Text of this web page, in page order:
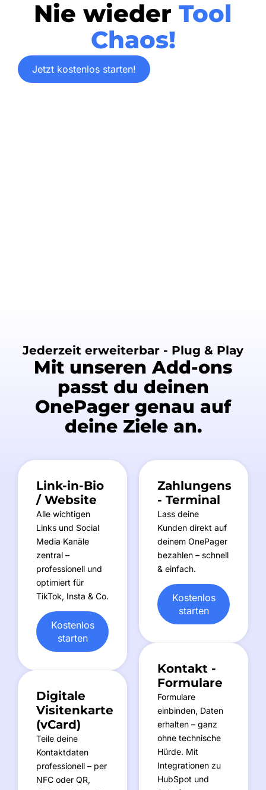
Nie wieder Tool
Chaos!
Jetzt kostenlos starten!
Jederzeit erweiterbar - Plug & Play
Mit unseren Add-ons
passt du deinen
OnePager genau auf
deine Ziele an.
Link-in-Bio
/ Website
Alle wichtigen
Links und Social
Media Kanäle
zentral –
professionell und
optimiert für
TikTok, Insta & Co.
Kostenlos
starten
Digitale
Visitenkarte
(vCard)
Teile deine
Kontaktdaten
professionell – per
NFC oder QR,
Zahlungens
- Terminal
Lass deine
Kunden direkt auf
deinem OnePager
bezahlen – schnell
& einfach.
Kostenlos
starten
Kontakt -
Formulare
Formulare
einbinden, Daten
erhalten – ganz
ohne technische
Hürde. Mit
Integrationen zu
HubSpot und